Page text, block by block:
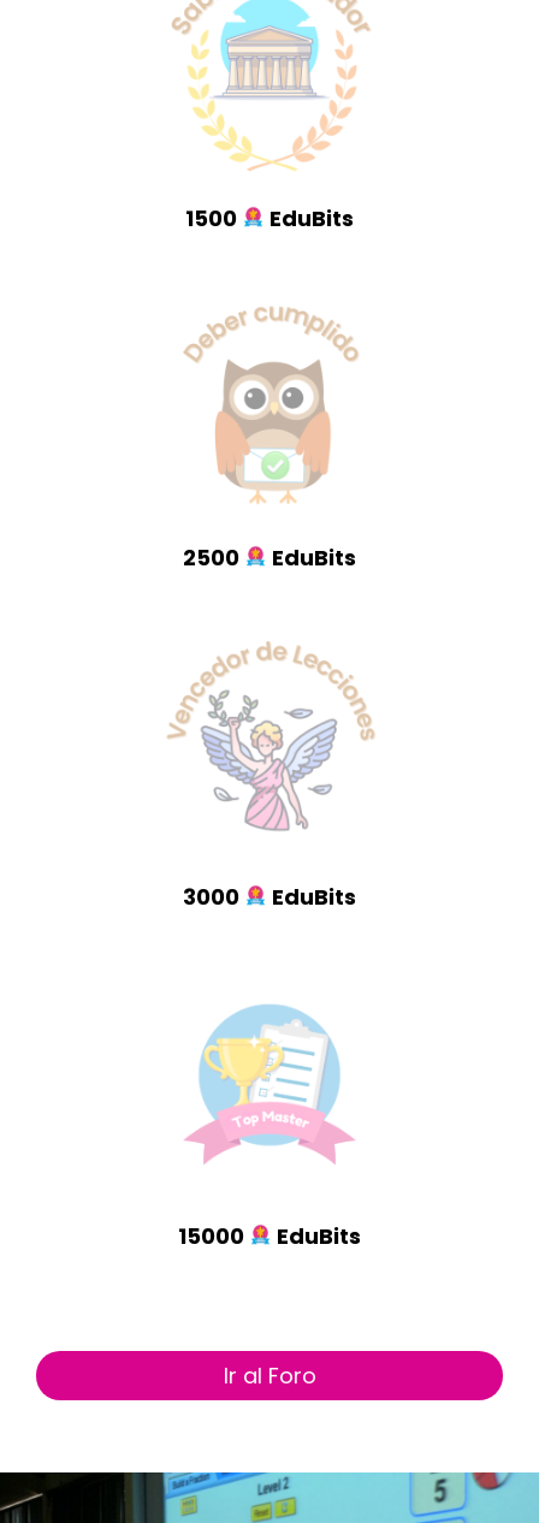
1500 EduBits
2500 EduBits
3000 EduBits
15000 EduBits
Ir al Foro